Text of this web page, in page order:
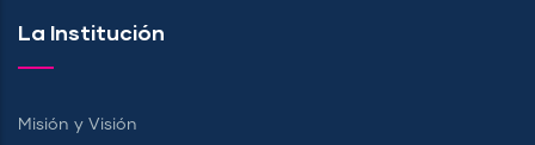
La Institución
Misión y Visión